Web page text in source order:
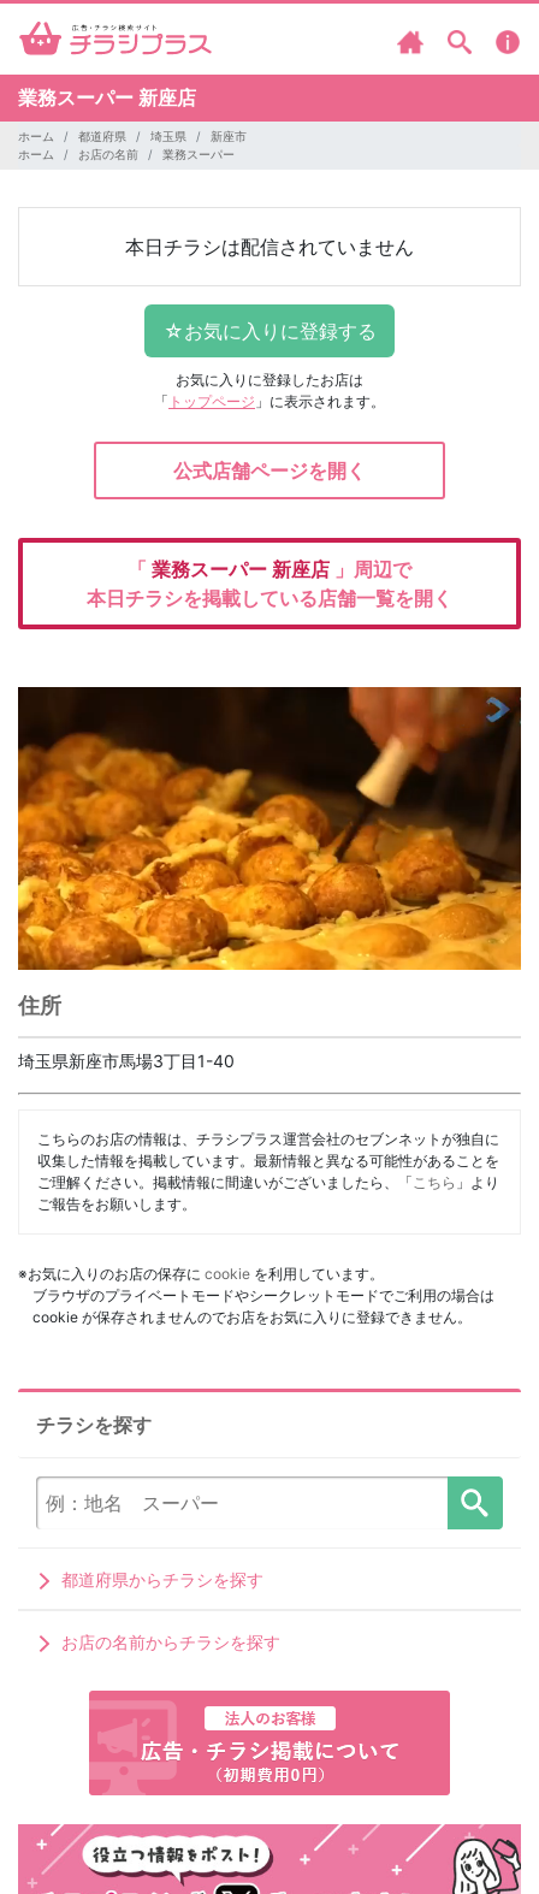
業務スーパー 新座店
ホーム 都道府県 埼玉県
新座市
ホーム
お店の名前 業務スーパー
本日チラシは配信されていません
お気に入りに登録したお店は
「 トップページ 」に表示されます。
公式店舗ページを開く
「 業務スーパー 新座店 」周辺で
本日チラシを掲載している店舗一覧を開く
住所
埼玉県新座市馬場3丁目1-40
こちらのお店の情報は、チラシプラス運営会社のセブンネットが独自に
収集した情報を掲載しています。最新情報と異なる可能性があることを
ご理解ください。掲載情報に間違いがございましたら、「 こちら 」より
ご報告をお願いします。
※お気に入りのお店の保存に cookie を利用しています。
ブラウザのプライベートモードやシークレットモードでご利用の場合は
cookie が保存されませんのでお店をお気に入りに登録できません。
チラシを探す
都道府県からチラシを探す
お店の名前からチラシを探す